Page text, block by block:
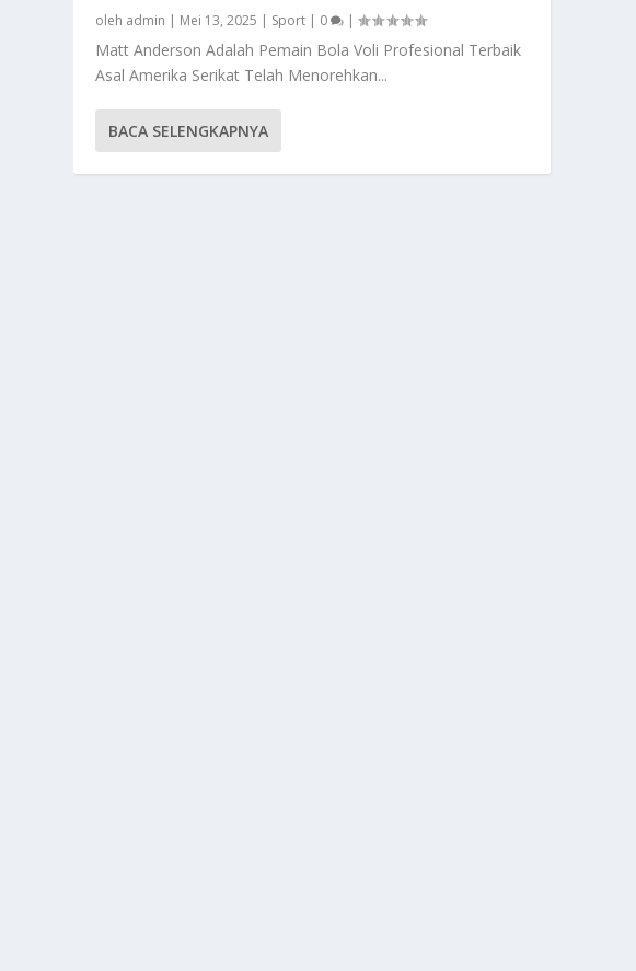
oleh admin | Mei 13, 2025 | Sport | 0 |
Matt Anderson Adalah Pemain Bola Voli Profesional Terbaik
Asal Amerika Serikat Telah Menorehkan...
BACA SELENGKAPNYA